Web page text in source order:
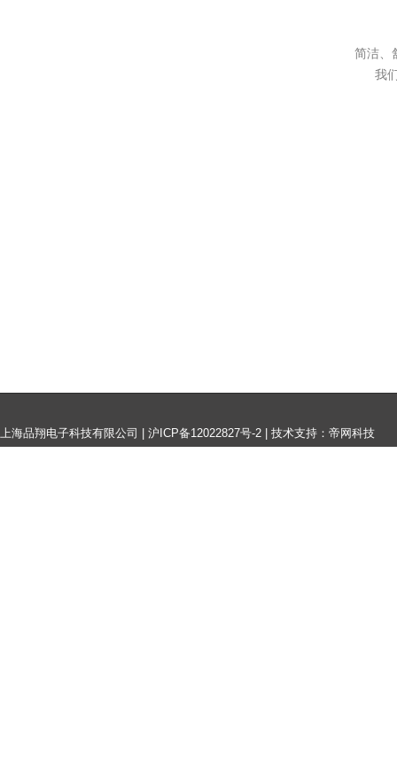
简洁、
我
上海品翔电子科技有限公司 | 沪ICP备12022827号-2 技术支持：帝网科技